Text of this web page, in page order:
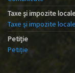
Taxe și impozite
Taxe și impozite locale
Petiție
Petiție